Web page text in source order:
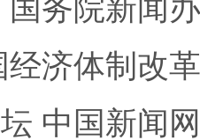
经济体制改
中国新闻网